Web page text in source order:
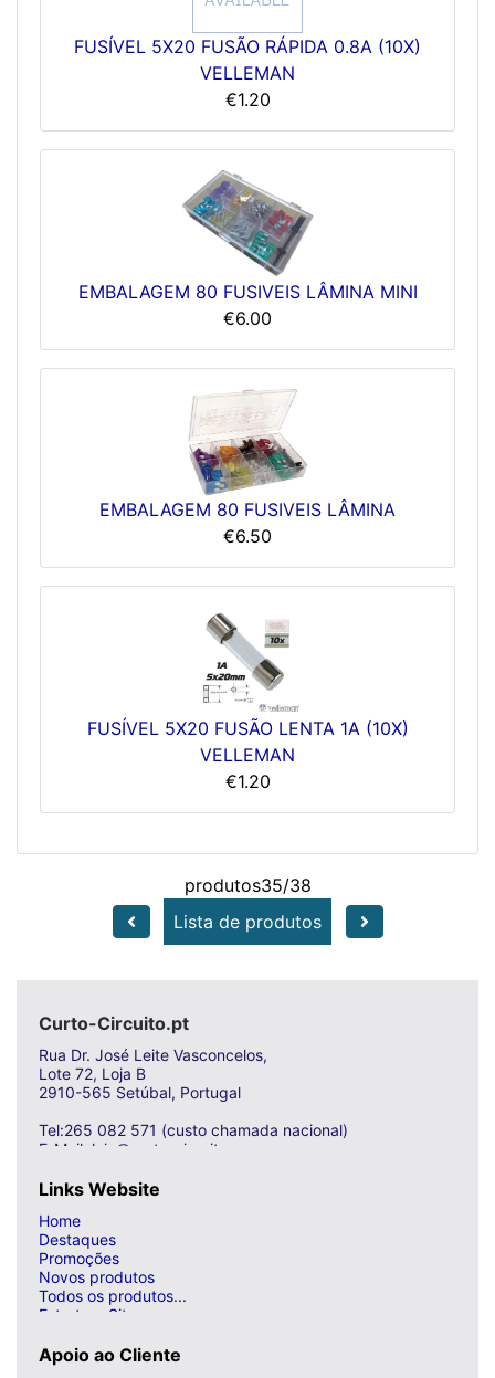
FUSÍVEL 5X20 FUSÃO RÁPIDA 0.8A (10X)
VELLEMAN
€1.20
EMBALAGEM 80 FUSIVEIS LÂMINA MINI
€6.00
EMBALAGEM 80 FUSIVEIS LÂMINA
€6.50
FUSÍVEL 5X20 FUSÃO LENTA 1A (10X)
VELLEMAN
€1.20
produtos35/38
Lista de produtos
Curto-Circuito.pt
Rua Dr. José Leite Vasconcelos,
Lote 72, Loja B
2910-565 Setúbal, Portugal
Tel:265 082 571 (custo chamada nacional)
E-Mail: loja@curto-circuito.com
Links Website
Home
Destaques
Promoções
Novos produtos
Todos os produtos...
Estrutura Site
Apoio ao Cliente